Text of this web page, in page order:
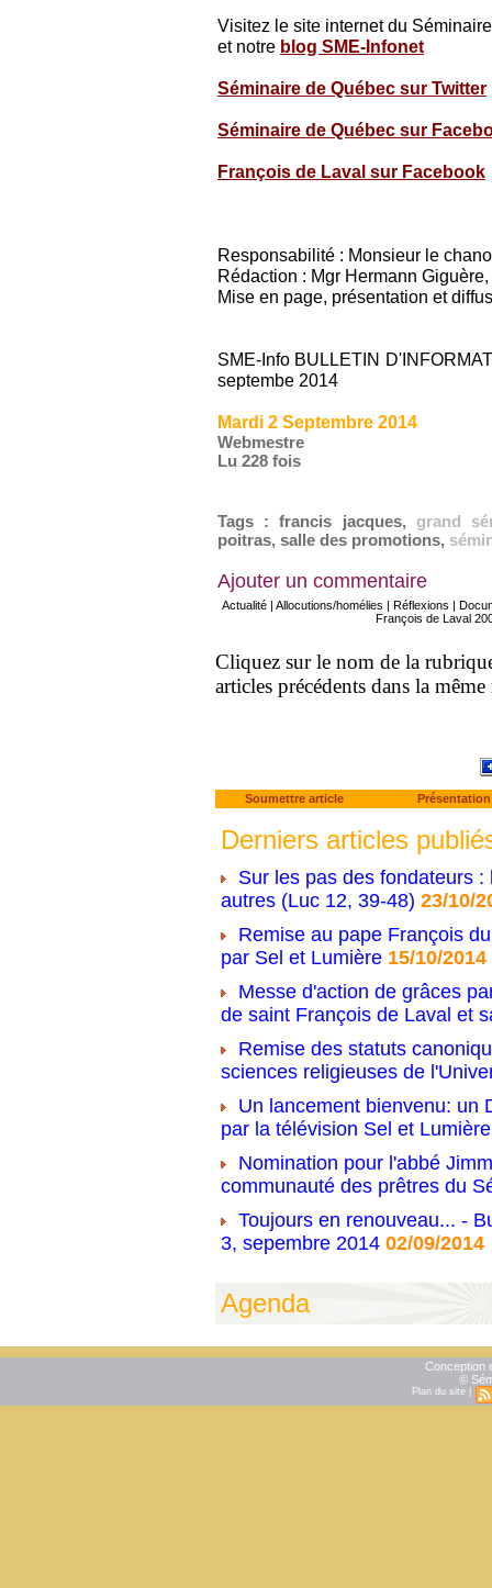
Visitez le site internet du
et notre blog SME-Infonet
Séminaire de Québec sur Twitter
Séminaire de Québec sur
François de Laval sur Facebook
Responsabilité : Monsieur le
Rédaction : Mgr Hermann Giguère,
Mise en page, présentation et
SME-Info BULLETIN
septembe 2014
Mardi 2 Septembre 2014
Webmestre
Lu 228 fois
Tags :francis jacques, grand
poitras, salle des promotions,
Ajouter un commentaire
Actualité |Allocutions/homélies |Réflexions |
François de Laval
Cliquez sur le nom de la
articles précédents dans la
Soumettre article Présentation
Derniers articles
Sur les pas des fondateurs :
autres (Luc 12, 39-48) 23/10/
Remise au pape François
par Sel et Lumière 15/10/2014
Messe d'action de grâces
de saint François de Laval et
Remise des statuts
sciences religieuses de
Un lancement bienvenu: un
par la télévision Sel et Lumière
Nomination pour l'abbé
communauté des prêtres du
Toujours en renouveau... -
3, sepembre 2014 02/09/2014
Agenda
Conception
©
Plan du site